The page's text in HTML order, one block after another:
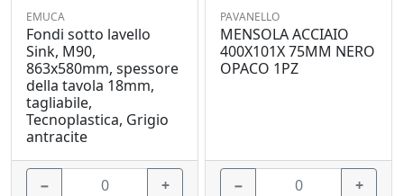
EMUCA
Fondi sotto lavello
Sink, M90,
863x580mm, spessore
della tavola 18mm,
tagliabile,
Tecnoplastica, Grigio
antracite
− +
PAVANELLO
MENSOLA ACCIAIO
400X101X 75MM NERO
OPACO 1PZ
− +